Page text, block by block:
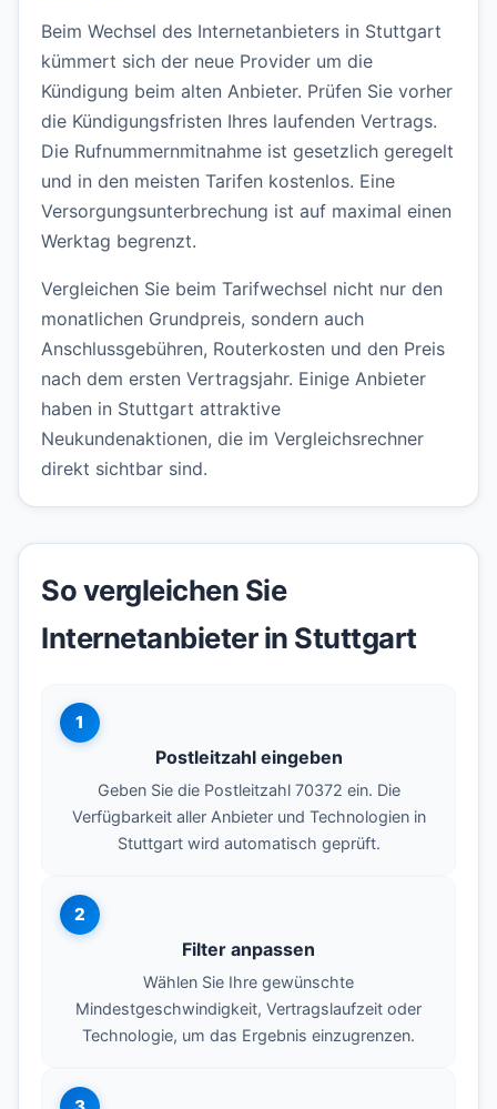
Beim Wechsel des Internetanbieters in Stuttgart
kümmert sich der neue Provider um die
Kündigung beim alten Anbieter. Prüfen Sie vorher
die Kündigungsfristen Ihres laufenden Vertrags.
Die Rufnummernmitnahme ist gesetzlich geregelt
und in den meisten Tarifen kostenlos. Eine
Versorgungsunterbrechung ist auf maximal einen
Werktag begrenzt.
Vergleichen Sie beim Tarifwechsel nicht nur den
monatlichen Grundpreis, sondern auch
Anschlussgebühren, Routerkosten und den Preis
nach dem ersten Vertragsjahr. Einige Anbieter
haben in Stuttgart attraktive
Neukundenaktionen, die im Vergleichsrechner
direkt sichtbar sind.
So vergleichen Sie
Internetanbieter in Stuttgart
1
Postleitzahl eingeben
Geben Sie die Postleitzahl 70372 ein. Die
Verfügbarkeit aller Anbieter und Technologien in
Stuttgart wird automatisch geprüft.
2
Filter anpassen
Wählen Sie Ihre gewünschte
Mindestgeschwindigkeit, Vertragslaufzeit oder
Technologie, um das Ergebnis einzugrenzen.